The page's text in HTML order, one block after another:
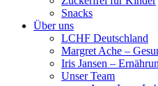
Snacks
Über uns
LCHF Deutschland
Margret Ache –
Iris Jansen –
Unser Team